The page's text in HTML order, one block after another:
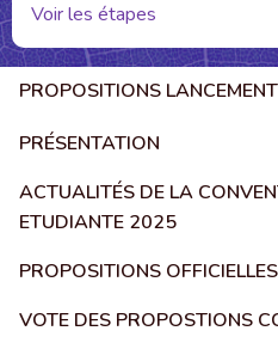
Voir les étapes
PROPOSITIONS LANCEMENT
PRÉSENTATION
ACTUALITÉS DE LA
ETUDIANTE 2025
PROPOSITIONS
VOTE DES PROPOSTIONS